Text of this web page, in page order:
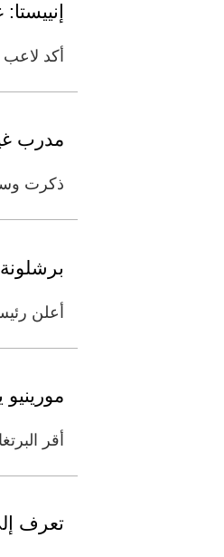
أكد
مدرب
ذكرت
أعلن
أقر
تعرف